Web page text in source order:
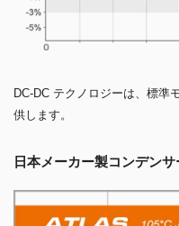
DC-DC テクノロジーは、標準
供します。
日本メーカー製コンデン